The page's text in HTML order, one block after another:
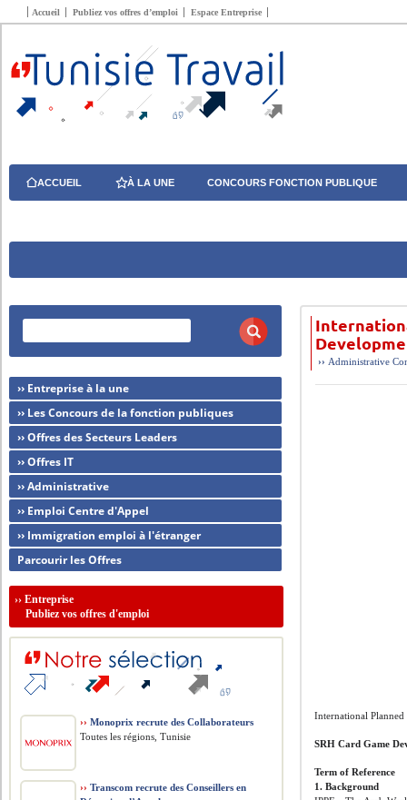
Accueil Publiez vos offres d’emploi Espace Entreprise
ACCUEIL À LA UNE CONCOURS FONCTION PUBLIQUE
›› Administrative
International
SRH Card Game
Term of Reference
1. Background
›› Entreprise à la une
›› Les Concours de la fonction publiques
›› Offres des Secteurs Leaders
›› Offres IT
›› Administrative
›› Emploi Centre d'Appel
›› Immigration emploi à l'étranger
Parcourir les Offres
››Entreprise
Publiez vos offres d'emploi
›› Monoprix recrute des Collaborateurs
Toutes les régions, Tunisie
›› Transcom recrute des Conseillers en